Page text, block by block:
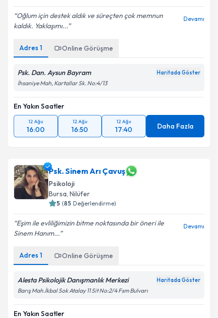
Oğlum için destek aldık ve süreçten çok memnun
kaldık. Yaklaşımı...
Devamı
Adres 1 Online Görüşme
Psk. Dan. Aysun Bayram Haritada Göster
İhsaniye Mah, Kartallar Sk. No:4/13
En Yakın Saatler
12 Ağu
16:00
12 Ağu
16:50
12 Ağu
17:40 Daha Fazla
Psk. Sinem Arı Çavuş
Psikoloji
Bursa, Nilüfer
5 (85 Değerlendirme)
Eşim ile evliliğimizin bitme noktasında bir öneri ile
Sinem Hanım...
Devamı
Adres 1 Online Görüşme
Alesta Psikolojik Danışmanlık Merkezi Haritada Göster
Barış Mah.İkbal Sok Atalay 11 Sit No:2/4 Fsm Bulvarı
En Yakın Saatler